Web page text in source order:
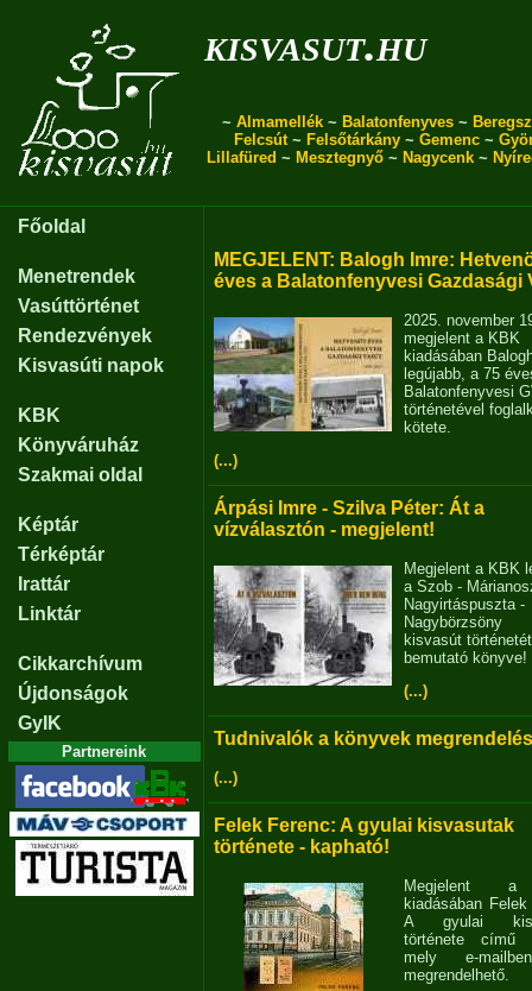
kisvasut.hu
~ Almamellék ~ Balatonfenyves ~
Felcsút~ Felsőtárkány ~ Gemenc ~
Lillafüred ~ Mesztegnyő ~ Nagycenk ~
Főoldal
Menetrendek
Vasúttörténet
Rendezvények
Kisvasúti napok
KBK
Könyváruház
Szakmai oldal
Képtár
Térképtár
Irattár
Linktár
Cikkarchívum
Újdonságok
GyIK
Partnereink
MEGJELENT: Balogh Imre:
éves a Balatonfenyvesi Gazdasági
2025. november
megjelent a KBK
kiadásában
legújabb, a 75
Balatonfenyvesi
történetével
kötete.
(...)
Árpási Imre - Szilva Péter: Át a
vízválasztón - megjelent!
Megjelent a KBK
a Szob -
Nagyirtáspuszta -
Nagybörzsöny
kisvasút történetét
bemutató könyve!
(...)
Tudnivalók a könyvek
(...)
Felek Ferenc: A gyulai kisvasutak
története - kapható!
Megjelent
kiadásában
A gyulai
története című
mely e-
megrendelhető.